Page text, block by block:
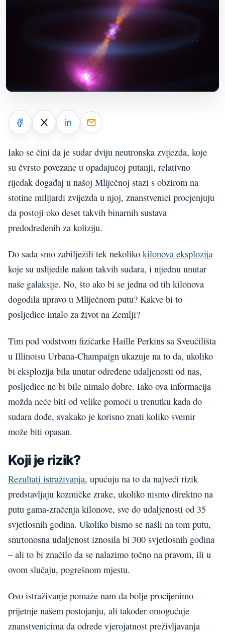
Iako se čini da je sudar dviju neutronska zvijezda, koje
su čvrsto povezane u opadajućoj putanji, relativno
rijedak događaj u našoj Mliječnoj stazi s obzirom na
stotine milijardi zvijezda u njoj, znanstvenici procjenjuju
da postoji oko deset takvih binarnih sustava
predodređenih za koliziju.
Do sada smo zabilježili tek nekoliko kilonova eksplozija
koje su uslijedile nakon takvih sudara, i nijednu unutar
naše galaksije. No, što ako bi se jedna od tih kilonova
dogodila upravo u Mliječnom putu? Kakve bi to
posljedice imalo za život na Zemlji?
Tim pod vodstvom fizičarke Haille Perkins sa Sveučilišta
u Illinoisu Urbana-Champaign ukazuje na to da, ukoliko
bi eksplozija bila unutar određene udaljenosti od nas,
posljedice ne bi bile nimalo dobre. Iako ova informacija
možda neće biti od velike pomoći u trenutku kada do
sudara dođe, svakako je korisno znati koliko svemir
može biti opasan.
Koji je rizik?
Rezultati istraživanja, upućuju na to da najveći rizik
predstavljaju kozmičke zrake, ukoliko nismo direktno na
putu gama-zračenja kilonove, sve do udaljenosti od 35
svjetlosnih godina. Ukoliko bismo se našli na tom putu,
smrtonosna udaljenost iznosila bi 300 svjetlosnih godina
– ali to bi značilo da se nalazimo točno na pravom, ili u
ovom slučaju, pogrešnom mjestu.
Ovo istraživanje pomaže nam da bolje procijenimo
prijetnje našem postojanju, ali također omogućuje
znanstvenicima da odrede vjerojatnost preživljavanja